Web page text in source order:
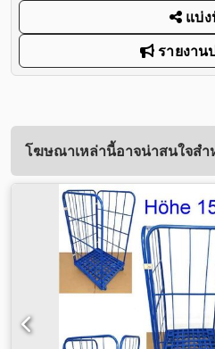
แบ่
รายงาน
โฆษณาเหล่านี้อาจน่าสนใจส